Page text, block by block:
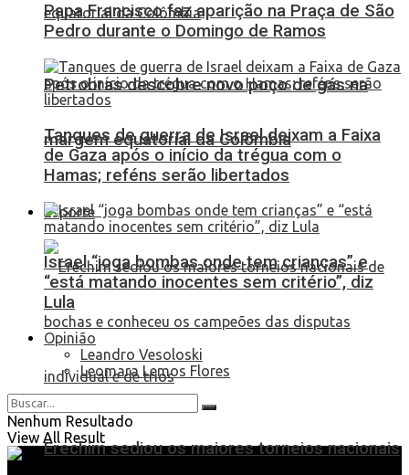
Petrobras descobre novo poço de gás na
margem equatorial da Colômbia
Esporte
Erechim sediou os maiores torneios nacionais
Papa Francisco faz aparição na Praça de São
Pedro durante o Domingo de Ramos
Tanques de guerra de Israel deixam a Faixa
de Gaza após o início da trégua com o
Hamas; reféns serão libertados
Israel “joga bombas onde tem crianças” e
“está matando inocentes sem critério”, diz
Lula
Opinião
Leandro Vesoloski
Leomara Lemos Flores
Nenhum Resultado
View All Result